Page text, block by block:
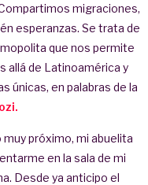
migraciones,
esperanzas. Se trata de
que nos permite
allá de Latinoamérica y
únicas, en palabras de la
próximo, mi abuelita
en la sala de mi
Desde ya anticipo el